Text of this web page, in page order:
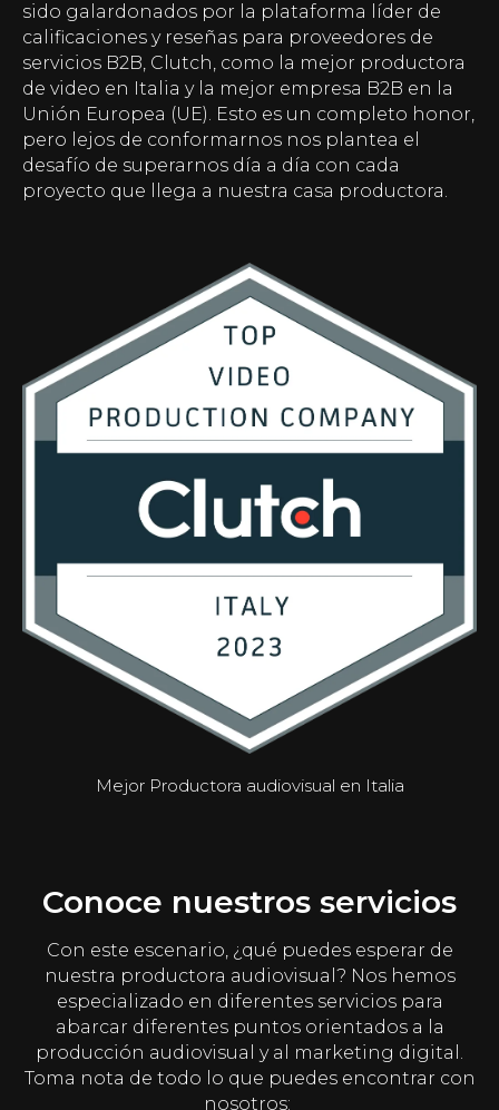
sido galardonados por la plataforma líder de
calificaciones y reseñas para proveedores de
servicios B2B, Clutch, como la mejor productora
de video en Italia y la mejor empresa B2B en la
Unión Europea (UE). Esto es un completo honor,
pero lejos de conformarnos nos plantea el
desafío de superarnos día a día con cada
proyecto que llega a nuestra casa productora.
Mejor Productora audiovisual en Italia
Conoce nuestros servicios
Con este escenario, ¿qué puedes esperar de
nuestra productora audiovisual? Nos hemos
especializado en diferentes servicios para
abarcar diferentes puntos orientados a la
producción audiovisual y al marketing digital.
Toma nota de todo lo que puedes encontrar con
nosotros: